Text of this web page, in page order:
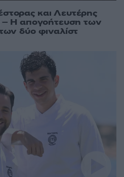
και Λευτέρης
– Η απογοήτευση των
δύο φιναλίστ